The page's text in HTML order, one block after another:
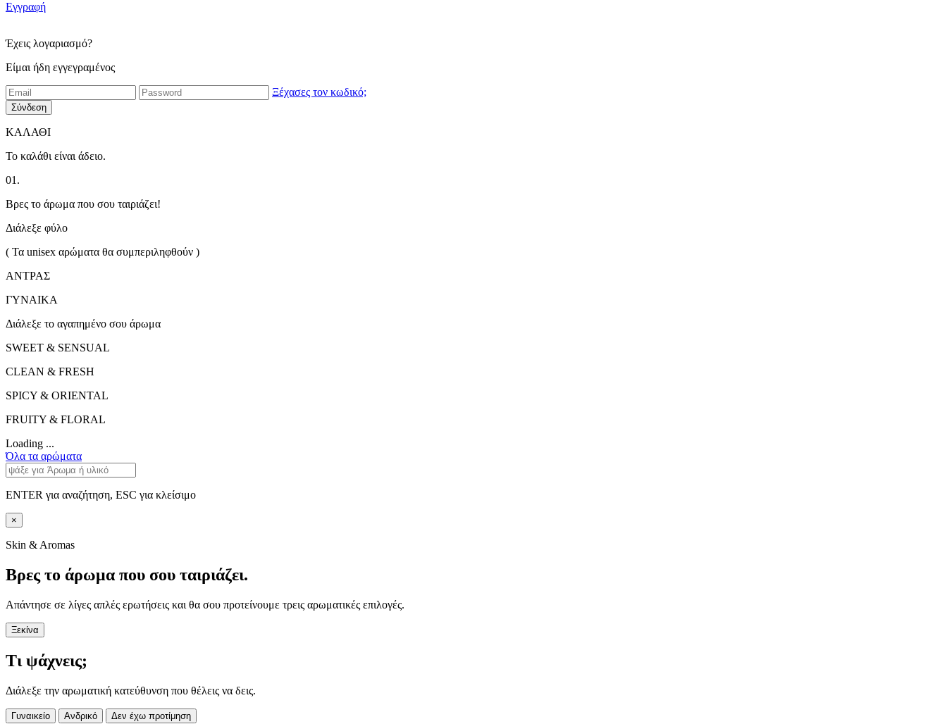
Εγγραφή
Έχεις λογαριασμό?
Είμαι ήδη εγγεγραμένος
Ξέχασες τον κωδικό;
Σύνδεση
ΚΑΛΑΘΙ
Το καλάθι είναι άδειο.
01.
Βρες το άρωμα που σου ταιριάζει!
Διάλεξε φύλο
( Τα unisex αρώματα θα συμπεριληφθούν )
ΑΝΤΡΑΣ
ΓΥΝΑΙΚΑ
Διάλεξε το αγαπημένο σου άρωμα
SWEET & SENSUAL
CLEAN & FRESH
SPICY & ORIENTAL
FRUITY & FLORAL
Loading ...
Όλα τα αρώματα
ENTER για αναζήτηση, ESC για κλείσιμο
×
Skin & Aromas
Βρες το άρωμα που σου ταιριάζει.
Απάντησε σε λίγες απλές ερωτήσεις και θα σου προτείνουμε τρεις αρωματικές επιλογές.
Ξεκίνα
Τι ψάχνεις;
Διάλεξε την αρωματική κατεύθυνση που θέλεις να δεις.
Γυναικείο Ανδρικό Δεν έχω προτίμηση